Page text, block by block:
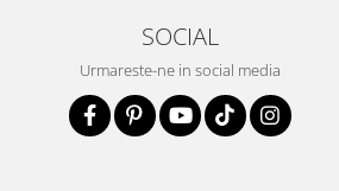
si
pe
SOCIAL
Urmareste-ne in social media